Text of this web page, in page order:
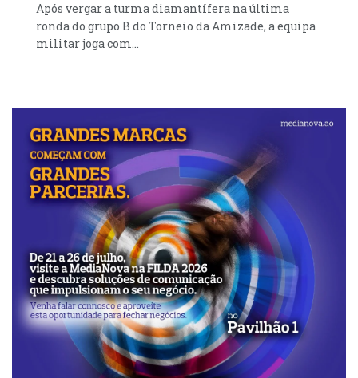
Após vergar a turma diamantífera na última
ronda do grupo B do Torneio da Amizade, a equipa
militar joga com...